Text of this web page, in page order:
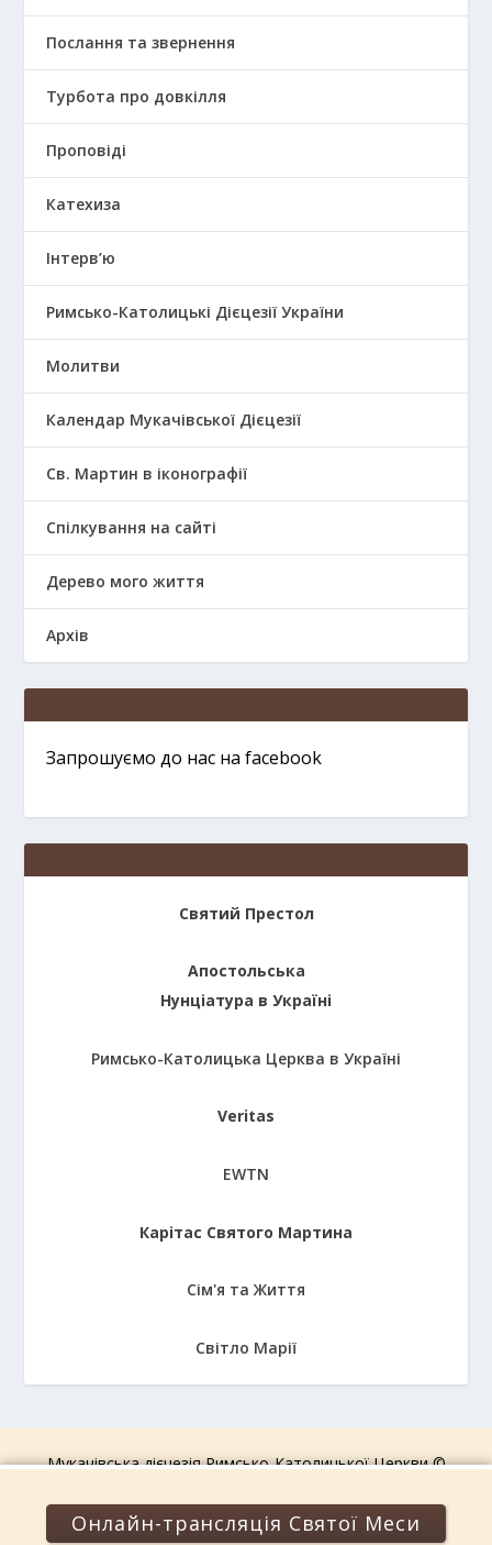
Послання та звернення
Турбота про довкілля
Проповіді
Катехиза
Інтерв’ю
Римсько-Католицькі Дієцезії України
Молитви
Календар Мукачівської Дієцезії
Св. Мартин в іконографії
Спілкування на сайті
Дерево мого життя
Архів
Запрошуємо до нас на facebook
Святий Престол
Апостольська
Нунціатура в Україні
Римсько-Католицька Церква в Україні
Veritas
EWTN
Карітас Святого Мартина
Сім'я та Життя
Світло Марії
Мукачівська дієцезія Римсько-Католицької Церкви ©
Усі права захищені!
Онлайн-трансляція Святої Меси